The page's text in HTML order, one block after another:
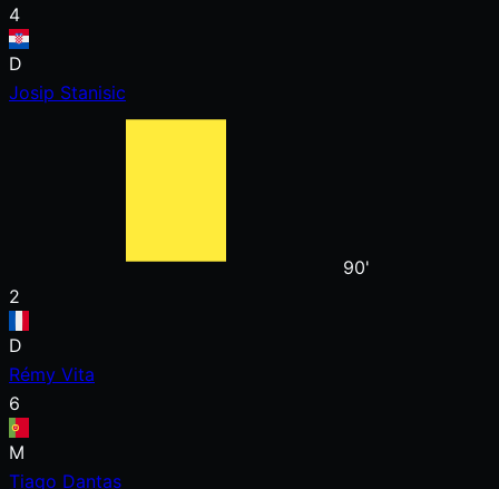
4
D
Josip Stanisic
90'
2
D
Rémy Vita
6
M
Tiago Dantas